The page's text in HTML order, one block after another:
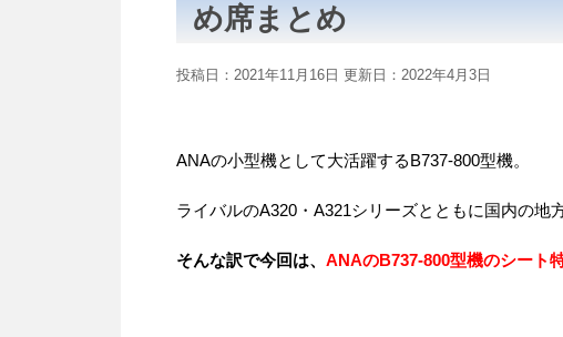
め席まとめ
投稿日：2021年11月16日 更新日： 2022年4月3日
ANAの小型機として大活躍するB737-800型機。
ライバルのA320・A321シリーズとともに国内の地
そんな訳で今回は、 ANAのB737-800型機のシート